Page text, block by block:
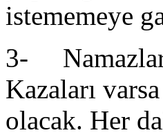
istememeye
3-
Kazaları
olacak. Her